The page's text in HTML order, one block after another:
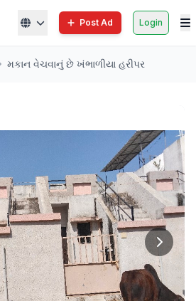
Post Ad Login
મકાન વેચવાનું છે ખંભાળીયા હરીપર